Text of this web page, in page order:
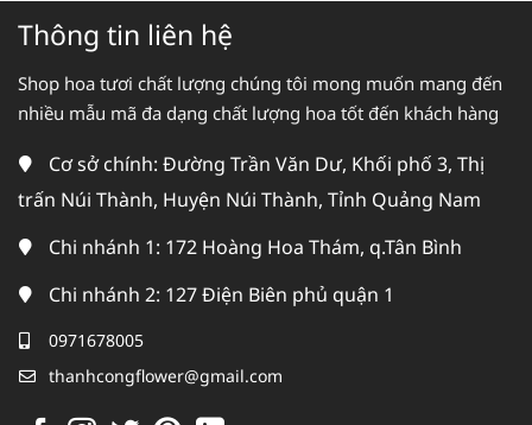
Thông tin liên hệ
Shop hoa tươi chất lượng chúng tôi mong muốn mang đến
nhiều mẫu mã đa dạng chất lượng hoa tốt đến khách hàng
Cơ sở chính: Đường Trần Văn Dư, Khối phố 3, Thị
trấn Núi Thành, Huyện Núi Thành, Tỉnh Quảng Nam
Chi nhánh 1: 172 Hoàng Hoa Thám, q.Tân Bình
Chi nhánh 2: 127 Điện Biên phủ quận 1
0971678005
thanhcongflower@gmail.com